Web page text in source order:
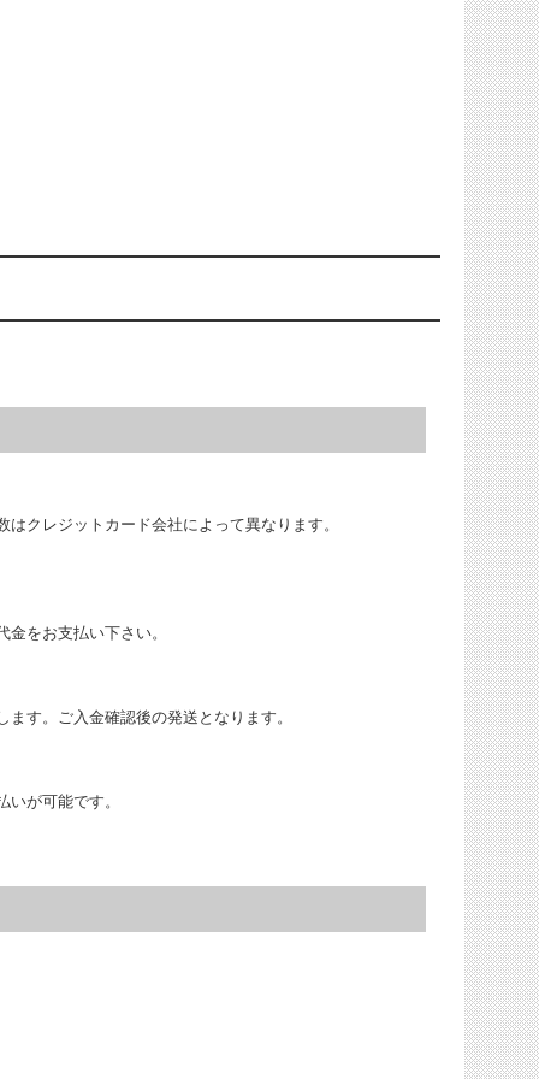
はクレジットカード会社によって異なります。
をお支払い下さい。
ます。ご入金確認後の発送となります。
いが可能です。